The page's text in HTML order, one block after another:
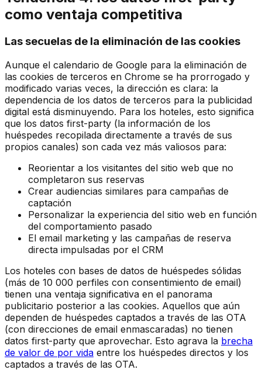
como ventaja competitiva
Las secuelas de la eliminación de las cookies
Aunque el calendario de Google para la eliminación de
las cookies de terceros en Chrome se ha prorrogado y
modificado varias veces, la dirección es clara: la
dependencia de los datos de terceros para la publicidad
digital está disminuyendo. Para los hoteles, esto significa
que los datos first-party (la información de los
huéspedes recopilada directamente a través de sus
propios canales) son cada vez más valiosos para:
Reorientar a los visitantes del sitio web que no
completaron sus reservas
Crear audiencias similares para campañas de
captación
Personalizar la experiencia del sitio web en función
del comportamiento pasado
El email marketing y las campañas de reserva
directa impulsadas por el CRM
Los hoteles con bases de datos de huéspedes sólidas
(más de 10 000 perfiles con consentimiento de email)
tienen una ventaja significativa en el panorama
publicitario posterior a las cookies. Aquellos que aún
dependen de huéspedes captados a través de las OTA
(con direcciones de email enmascaradas) no tienen
datos first-party que aprovechar. Esto agrava la brecha
de valor de por vida entre los huéspedes directos y los
captados a través de las OTA.